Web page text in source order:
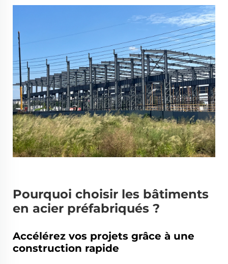
Pourquoi choisir les bâtiments
en acier préfabriqués ?
Accélérez vos projets grâce à une
construction rapide